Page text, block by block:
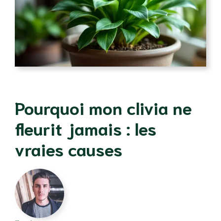
Pourquoi mon clivia ne
fleurit jamais : les
vraies causes